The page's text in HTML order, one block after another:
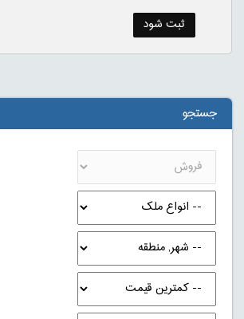
جستجو